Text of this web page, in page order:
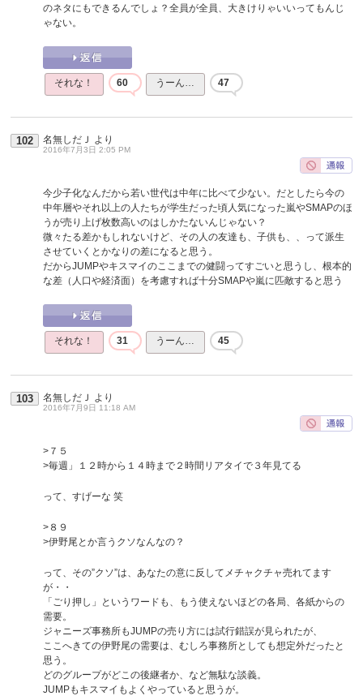
のネタにもできるんでしょ？全員が全員、大きけりゃいいってもんじ
ゃない。
それな！ 60 うーん… 47
102 名無しだＪ より
2016年7月3日 2:05 PM
今少子化なんだから若い世代は中年に比べて少ない。だとしたら今の
中年層やそれ以上の人たちが学生だった頃人気になった嵐やSMAPのほ
うが売り上げ枚数高いのはしかたないんじゃない？
微々たる差かもしれないけど、その人の友達も、子供も、、って派生
させていくとかなりの差になると思う。
だからJUMPやキスマイのここまでの健闘ってすごいと思うし、根本的
な差（人口や経済面）を考慮すれば十分SMAPや嵐に匹敵すると思う
それな！ 31 うーん… 45
103 名無しだＪ より
2016年7月9日 11:18 AM
>７５
>毎週」１２時から１４時まで２時間リアタイで３年見てる
って、すげーな 笑
>８９
>伊野尾とか言うクソなんなの？
って、その”クソ”は、あなたの意に反してメチャクチャ売れてます
が・・
「ごり押し」というワードも、もう使えないほどの各局、各紙からの
需要。
ジャニーズ事務所もJUMPの売り方には試行錯誤が見られたが、
ここへきての伊野尾の需要は、むしろ事務所としても想定外だったと
思う。
どのグループがどこの後継者か、など無駄な談義。
JUMPもキスマイもよくやっていると思うが。